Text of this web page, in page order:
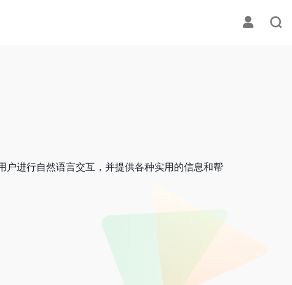
进行自然语言交互，并提供各种实用的信息和帮